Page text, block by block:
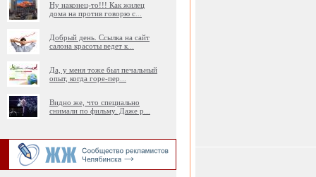
Ну наконец-то!!! Как жилец
дома на против говорю с
Добрый день. Ссылка на сайт
салона красоты ведет к
Да, у меня тоже был печальный
опыт, когда горе-пер
Видно же, что специально
снимали по фильму. Даже р